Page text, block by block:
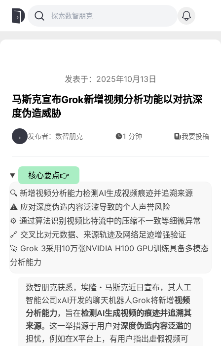
发表于：2025年10月13日
马斯克宣布Grok新增视频分析功能以对抗深
度伪造威胁
发布者：数智朋克 1 分钟 我要投稿
核心要点👉
🔍 新增视频分析能力检测AI生成视频痕迹并追溯来源
⚠️ 应对深度伪造内容泛滥导致的个人声誉风险
⚙️ 通过算法识别视频比特流中的压缩不一致等细微异常
🔗 交叉比对元数据、来源轨迹及网络足迹增强验证
🚀 Grok 3采用10万张NVIDIA H100 GPU训练具备多模态
分析能力
数智朋克获悉，埃隆・马斯克近日宣布，其人工
智能公司xAI开发的聊天机器人Grok将新增视频
分析能力，旨在检测AI生成视频的痕迹并追溯其
来源。这一举措源于用户对深度伪造内容泛滥的
担忧，例如在X平台上，有用户指出虚假视频可